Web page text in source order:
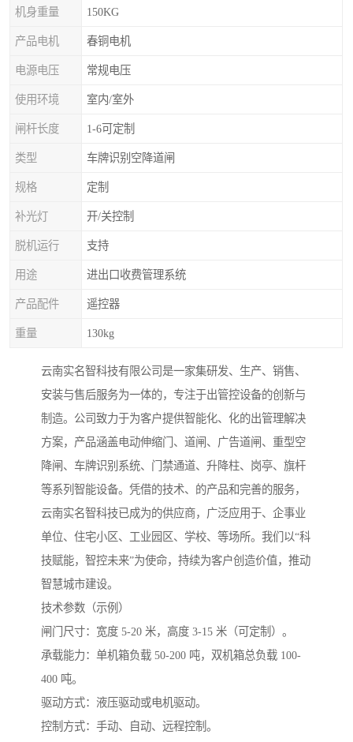
机身重量 150KG
产品电机 春铜电机
电源电压 常规电压
使用环境 室内/室外
闸杆长度 1-6可定制
类型 车牌识别空降道闸
规格 定制
补光灯 开/关控制
脱机运行 支持
用途 进出口收费管理系统
产品配件 遥控器
重量 130kg
云南实名智科技有限公司是一家集研发、生产、销售、
安装与售后服务为一体的，专注于出管控设备的创新与
制造。公司致力于为客户提供智能化、化的出管理解决
方案，产品涵盖电动伸缩门、道闸、广告道闸、重型空
降闸、车牌识别系统、门禁通道、升降柱、岗亭、旗杆
等系列智能设备。凭借的技术、的产品和完善的服务，
云南实名智科技已成为的供应商，广泛应用于、企事业
单位、住宅小区、工业园区、学校、等场所。我们以“科
技赋能，智控未来”为使命，持续为客户创造价值，推动
智慧城市建设。
技术参数（示例）
闸门尺寸：宽度 5-20 米，高度 3-15 米（可定制）。
承载能力：单机箱负载 50-200 吨，双机箱总负载 100-
400 吨。
驱动方式：液压驱动或电机驱动。
控制方式：手动、自动、远程控制。